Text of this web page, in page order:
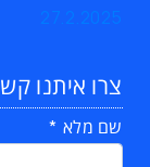
צרו איתנו
שם מלא